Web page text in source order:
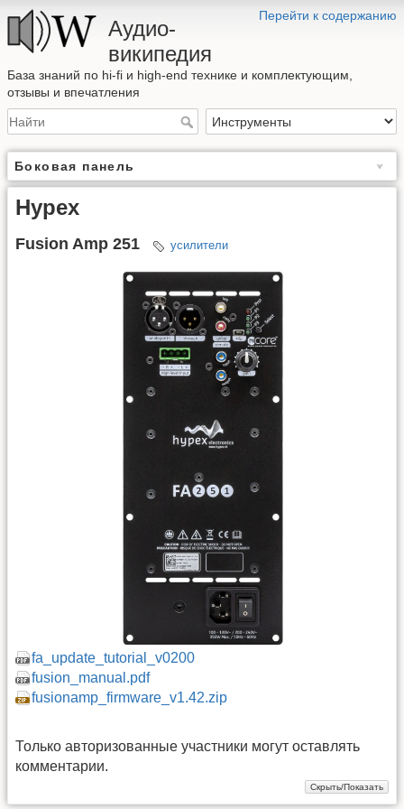
Перейти к содержанию
Аудио-
википедия
База знаний по hi-fi и high-end технике и комплектующим,
отзывы и впечатления
Боковая панель
Hypex
Fusion Amp 251 усилители
fa_update_tutorial_v0200
fusion_manual.pdf
fusionamp_firmware_v1.42.zip
Только авторизованные участники могут оставлять
комментарии.